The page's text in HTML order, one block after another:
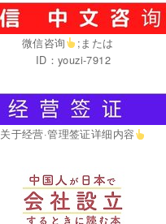
微信咨询
;または
ID：youzi-7912
关于经营·管理签证详细内容